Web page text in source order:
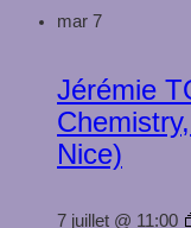
mar 7
Jérémie
Nice)
7 juillet @ 11:00